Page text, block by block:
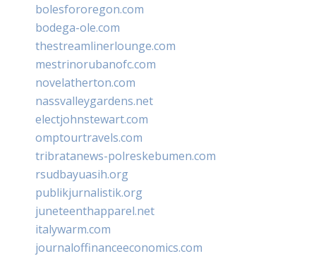
bolesfororegon.com
bodega-ole.com
thestreamlinerlounge.com
mestrinorubanofc.com
novelatherton.com
nassvalleygardens.net
electjohnstewart.com
omptourtravels.com
tribratanews-polreskebumen.com
rsudbayuasih.org
publikjurnalistik.org
juneteenthapparel.net
italywarm.com
journaloffinanceeconomics.com